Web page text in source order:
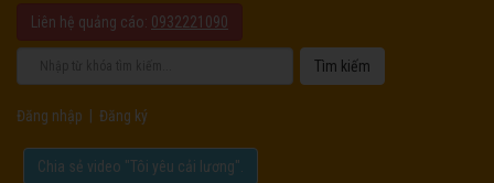
Liên hệ quảng cáo: 0932221090
Đăng nhập Đăng ký
Chia sẻ video "Tôi yêu cải lương".